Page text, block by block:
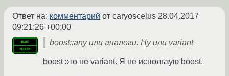
Ответ на: комментарий от caryoscelus 28.04.2017
09:21:26 +00:00
boost::any или аналоги. Ну или variant
boost это не variant. Я не использую boost.